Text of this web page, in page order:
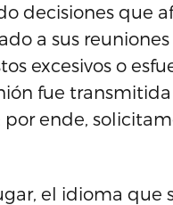
decisiones que
a sus
excesivos o
fue
por ende,
el idioma que